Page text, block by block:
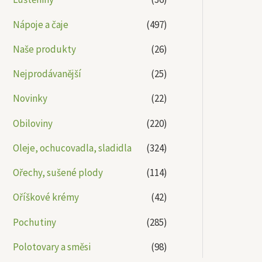
Nápoje a čaje
(497)
Naše produkty
(26)
Nejprodávanější
(25)
Novinky
(22)
Obiloviny
(220)
Oleje, ochucovadla, sladidla
(324)
Ořechy, sušené plody
(114)
Oříškové krémy
(42)
Pochutiny
(285)
Polotovary a směsi
(98)